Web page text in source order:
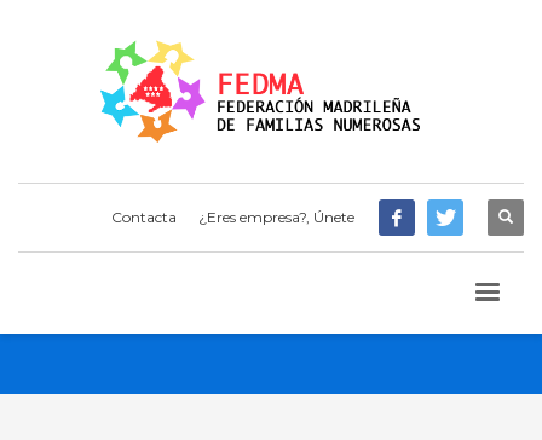
Contacta ¿Eres empresa?, Únete